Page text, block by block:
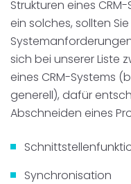
Strukturen eines
ein solches, sollten
sich bei unserer Liste
eines CRM-Systems
generell), dafür
Abschneiden eines
Synchronisation